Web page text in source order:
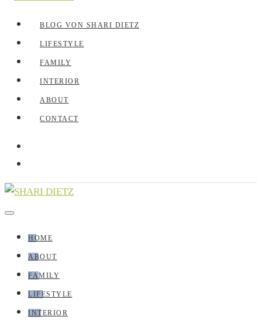
BLOG VON SHARI DIETZ
LIFESTYLE
FAMILY
INTERIOR
ABOUT
CONTACT
HOME
ABOUT
FAMILY
LIFESTYLE
INTERIOR